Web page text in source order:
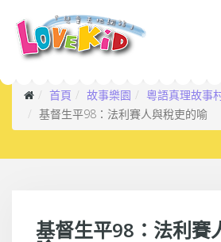
首頁 故事樂園
粵語真理故事
基督生平98：法利賽人與稅吏的喻
基督生平98：法利賽